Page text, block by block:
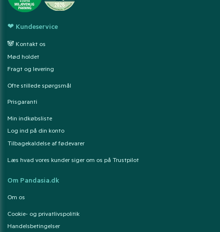
❤ Kundeservice
🐼 Kontakt os
Mød holdet
Fragt og levering
Ofte stillede spørgsmål
Prisgaranti
Min indkøbsliste
Log ind på din konto
Tilbagekaldelse af fødevarer
Læs hvad vores kunder siger om os på Trustpilot
Om Pandasia.dk
Om os
Cookie- og privatlivspolitik
Handelsbetingelser